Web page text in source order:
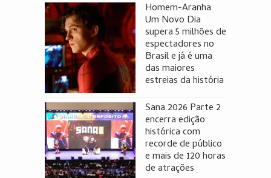
Homem-Aranha
Um Novo Dia
supera 5 milhões de
espectadores no
Brasil e já é uma
das maiores
estreias da história
Sana 2026 Parte 2
encerra edição
histórica com
recorde de público
e mais de 120 horas
de atrações